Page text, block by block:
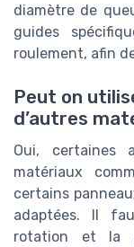
diamètre de
guides
roulement, afin
Peut on
d’autres
Oui, certaines
matériaux
certains
adaptées. Il
rotation et la